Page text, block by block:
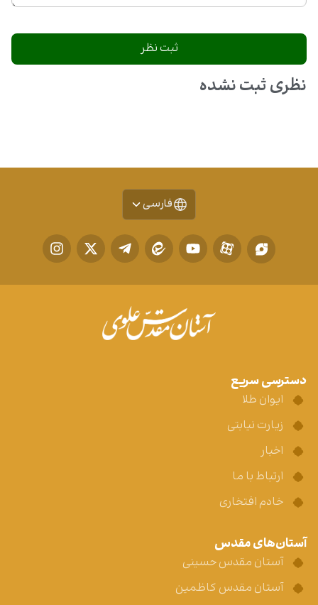
نظری ثبت نشده
فارسی
دسترسی سریع
ایوان طلا
زیارت نیابتی
اخبار
ارتباط با ما
خادم افتخاری
آستان‌های مقدس
آستان مقدس حسینی
آستان مقدس کاظمین